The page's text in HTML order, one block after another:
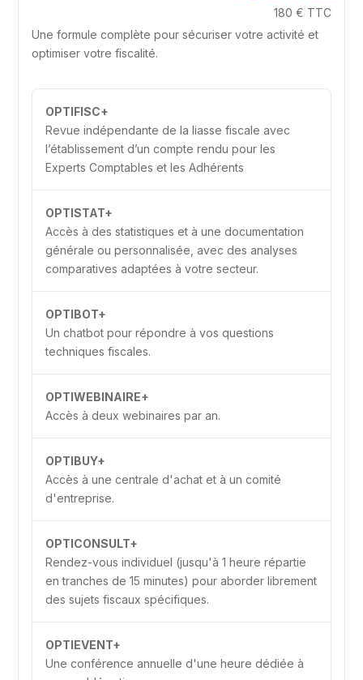
180 € TTC
Une formule complète pour sécuriser votre activité et
optimiser votre fiscalité.
OPTIFISC+
Revue indépendante de la liasse fiscale avec
l’établissement d’un compte rendu pour les
Experts Comptables et les Adhérents
OPTISTAT+
Accès à des statistiques et à une documentation
générale ou personnalisée, avec des analyses
comparatives adaptées à votre secteur.
OPTIBOT+
Un chatbot pour répondre à vos questions
techniques fiscales.
OPTIWEBINAIRE+
Accès à deux webinaires par an.
OPTIBUY+
Accès à une centrale d'achat et à un comité
d'entreprise.
OPTICONSULT+
Rendez-vous individuel (jusqu'à 1 heure répartie
en tranches de 15 minutes) pour aborder librement
des sujets fiscaux spécifiques.
OPTIEVENT+
Une conférence annuelle d'une heure dédiée à